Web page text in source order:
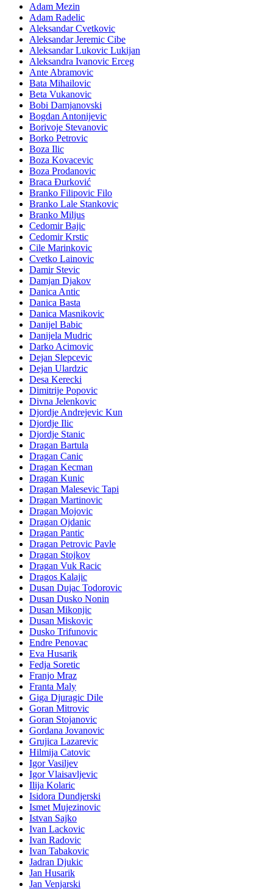
Adam Mezin
Adam Radelic
Aleksandar Cvetkovic
Aleksandar Jeremic Cibe
Aleksandar Lukovic Lukijan
Aleksandra Ivanovic Erceg
Ante Abramovic
Bata Mihailovic
Beta Vukanovic
Bobi Damjanovski
Bogdan Antonijevic
Borivoje Stevanovic
Borko Petrovic
Boza Ilic
Boza Kovacevic
Boza Prodanovic
Braca Đurković
Branko Filipovic Filo
Branko Lale Stankovic
Branko Miljus
Cedomir Bajic
Cedomir Krstic
Cile Marinkovic
Cvetko Lainovic
Damir Stevic
Damjan Djakov
Danica Antic
Danica Basta
Danica Masnikovic
Danijel Babic
Danijela Mudric
Darko Acimovic
Dejan Slepcevic
Dejan Ulardzic
Desa Kerecki
Dimitrije Popovic
Divna Jelenkovic
Djordje Andrejevic Kun
Djordje Ilic
Djordje Stanic
Dragan Bartula
Dragan Canic
Dragan Kecman
Dragan Kunic
Dragan Malesevic Tapi
Dragan Martinovic
Dragan Mojovic
Dragan Ojdanic
Dragan Pantic
Dragan Petrovic Pavle
Dragan Stojkov
Dragan Vuk Racic
Dragos Kalajic
Dusan Dujac Todorovic
Dusan Dusko Nonin
Dusan Mikonjic
Dusan Miskovic
Dusko Trifunovic
Endre Penovac
Eva Husarik
Fedja Soretic
Franjo Mraz
Franta Maly
Giga Djuragic Dile
Goran Mitrovic
Goran Stojanovic
Gordana Jovanovic
Grujica Lazarevic
Hilmija Catovic
Igor Vasiljev
Igor Vlaisavljevic
Ilija Kolaric
Isidora Dundjerski
Ismet Mujezinovic
Istvan Sajko
Ivan Lackovic
Ivan Radovic
Ivan Tabakovic
Jadran Djukic
Jan Husarik
Jan Venjarski